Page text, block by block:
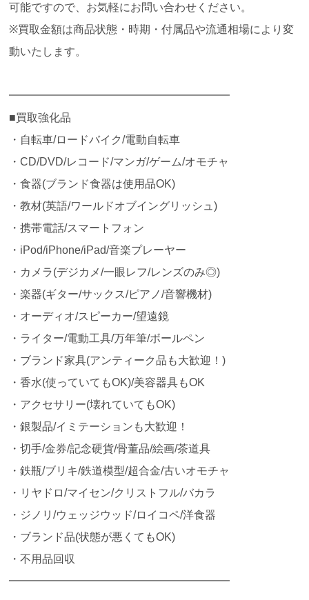
可能ですので、お気軽にお問い合わせください。
※買取金額は商品状態・時期・付属品や流通相場により変
動いたします。
━━━━━━━━━━━━━━━━━━━━
■買取強化品
・自転車/ロードバイク/電動自転車
・CD/DVD/レコード/マンガ/ゲーム/オモチャ
・食器(ブランド食器は使用品OK)
・教材(英語/ワールドオブイングリッシュ)
・携帯電話/スマートフォン
・iPod/iPhone/iPad/音楽プレーヤー
・カメラ(デジカメ/一眼レフ/レンズのみ◎)
・楽器(ギター/サックス/ピアノ/音響機材)
・オーディオ/スピーカー/望遠鏡
・ライター/電動工具/万年筆/ボールペン
・ブランド家具(アンティーク品も大歓迎！)
・香水(使っていてもOK)/美容器具もOK
・アクセサリー(壊れていてもOK)
・銀製品/イミテーションも大歓迎！
・切手/金券/記念硬貨/骨董品/絵画/茶道具
・鉄瓶/ブリキ/鉄道模型/超合金/古いオモチャ
・リヤドロ/マイセン/クリストフル/バカラ
・ジノリ/ウェッジウッド/ロイコペ/洋食器
・ブランド品(状態が悪くてもOK)
・不用品回収
━━━━━━━━━━━━━━━━━━━━